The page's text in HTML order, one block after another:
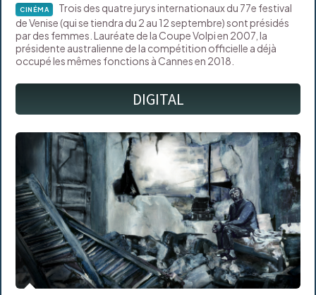
CINÉMA
Trois des quatre jurys internationaux du 77e festival
de Venise (qui se tiendra du 2 au 12 septembre) sont présidés
par des femmes. Lauréate de la Coupe Volpi en 2007, la
présidente australienne de la compétition officielle a déjà
occupé les mêmes fonctions à Cannes en 2018.
DIGITAL